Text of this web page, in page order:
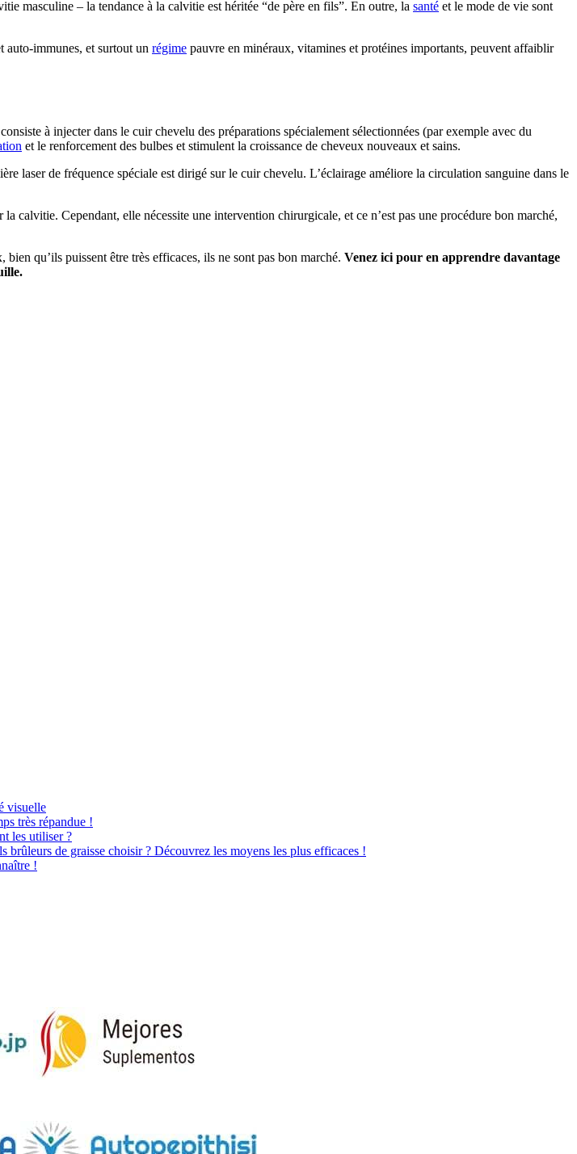
masculine – la tendance à la calvitie est héritée “de père en fils”. En outre, la santé et le mode de vie sont
auto-immunes, et surtout un régime pauvre en minéraux, vitamines et protéines importants, peuvent affaiblir
à injecter dans le cuir chevelu des préparations spécialement sélectionnées (par exemple avec du
et le renforcement des bulbes et stimulent la croissance de cheveux nouveaux et sains.
laser de fréquence spéciale est dirigé sur le cuir chevelu. L’éclairage améliore la circulation sanguine dans le
calvitie. Cependant, elle nécessite une intervention chirurgicale, et ce n’est pas une procédure bon marché,
qu’ils puissent être très efficaces, ils ne sont pas bon marché. Venez ici pour en apprendre davantage
visuelle
très répandue !
les utiliser ?
brûleurs de graisse choisir ? Découvrez les moyens les plus efficaces !
!